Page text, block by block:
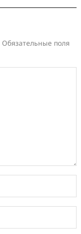
Обязательные поля